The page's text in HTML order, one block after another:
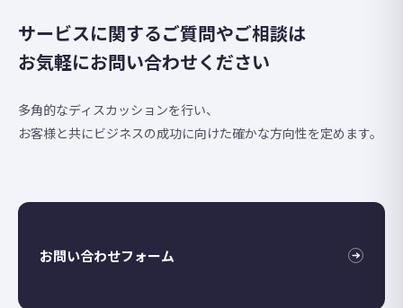
サービスに関するご質問やご相談は
お気軽にお問い合わせください
多角的なディスカッションを行い、
お客様と共にビジネスの成功に向けた確かな方向性を定めます。
お問い合わせフォーム